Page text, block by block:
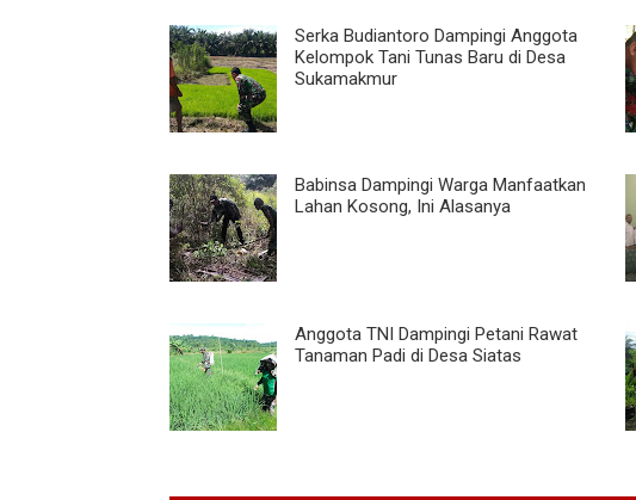
Serka Budiantoro Dampingi Anggota
Kelompok Tani Tunas Baru di Desa
Sukamakmur
Babinsa Dampingi Warga Manfaatkan
Lahan Kosong, Ini Alasanya
Anggota TNI Dampingi Petani Rawat
Tanaman Padi di Desa Siatas